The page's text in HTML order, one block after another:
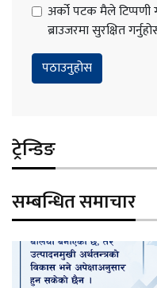
अर्को पटक मैले टिप्पणी
ब्राउजरमा सुरक्षित
ट्रेन्डिङ
सम्बन्धित समाचार